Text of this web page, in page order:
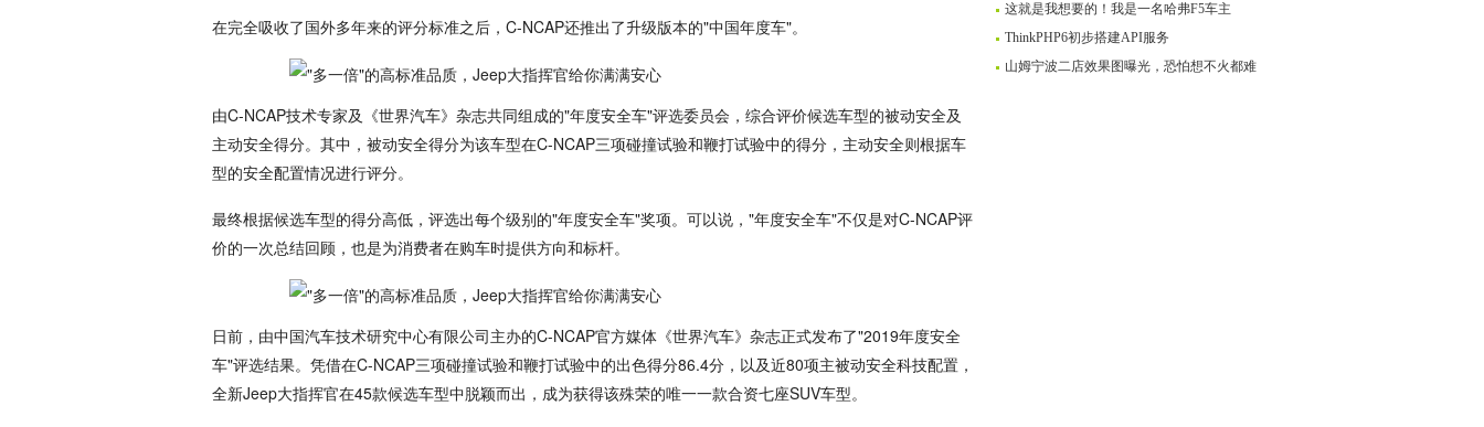
在完全吸收了国外多年来的评分标准之后，C-NCAP还推出了升级版本的"中国年度车"。
由C-NCAP技术专家及《世界汽车》杂志共同组成的"年度安全车"评选委员会，综合评价候选车型的被动安全及
主动安全得分。其中，被动安全得分为该车型在C-NCAP三项碰撞试验和鞭打试验中的得分，主动安全则根据车
型的安全配置情况进行评分。
最终根据候选车型的得分高低，评选出每个级别的"年度安全车"奖项。可以说，"年度安全车"不仅是对C-NCAP评
价的一次总结回顾，也是为消费者在购车时提供方向和标杆。
日前，由中国汽车技术研究中心有限公司主办的C-NCAP官方媒体《世界汽车》杂志正式发布了"2019年度安全
车"评选结果。凭借在C-NCAP三项碰撞试验和鞭打试验中的出色得分86.4分，以及近80项主被动安全科技配置，
全新Jeep大指挥官在45款候选车型中脱颖而出，成为获得该殊荣的唯一一款合资七座SUV车型。
这就是我想要的！我是一名哈弗F5车主
ThinkPHP6初步搭建API服务
山姆宁波二店效果图曝光，恐怕想不火都难